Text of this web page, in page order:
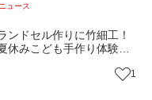
ュース
ンドセル作りに竹細工！
休みこども手作り体験』
ト】
1